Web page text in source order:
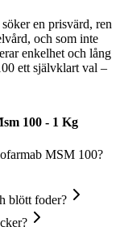
en prisvärd, ren
och som inte
enkelhet och lång
ett självklart val –
100 - 1 Kg
MSM 100?
blött foder?